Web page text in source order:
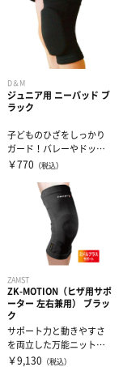
D＆M
ジュニア用 ニーパッド ブ
ラック
子どものひざをしっかり
ガード！バレーやドッジ
ボール、ダンスなどの子
￥770 （税込）
ZAMST
ZK-MOTION（ヒザ用サポ
ーター 左右兼用） ブラッ
ク
サポート力と動きやすさ
を両立した万能ニットモ
デル耐久性とフィット性
￥9,130 （税込）